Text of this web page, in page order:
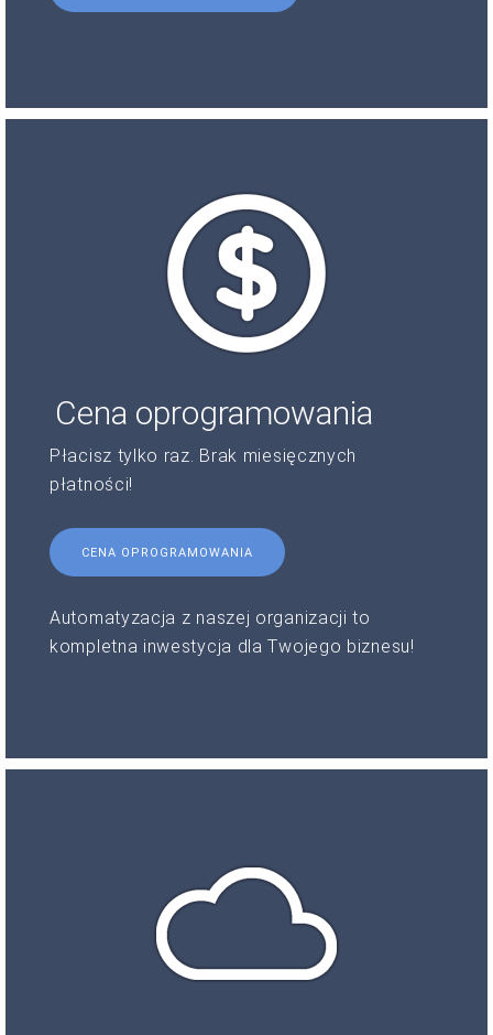
Cena oprogramowania
Płacisz tylko raz. Brak miesięcznych
płatności!
CENA OPROGRAMOWANIA
Automatyzacja z naszej organizacji to
kompletna inwestycja dla Twojego biznesu!